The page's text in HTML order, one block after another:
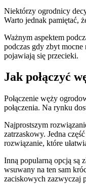
Niektórzy ogrodnicy
Warto jednak pamiętać,
Ważnym aspektem
podczas gdy zbyt
pojawiają się przecieki.
Jak połączyć
Połączenie węży
połączenia. Na rynku
Najprostszym
zatrzaskowy. Jedna
rozwiązanie, które
Inną popularną opcją są
wsuwany na ten sam
zaciskowych zazwyczaj